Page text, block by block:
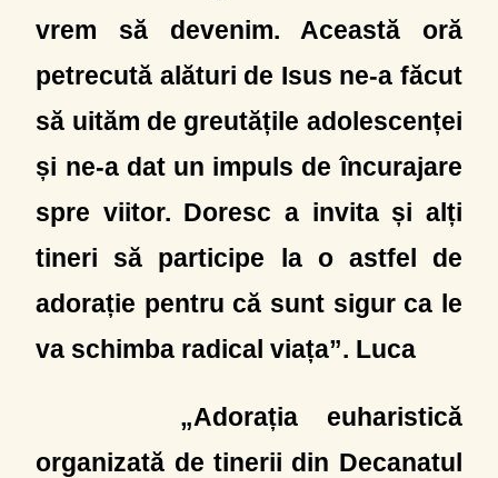
vrem să devenim. Această oră
petrecută alături de Isus ne-a făcut
să uităm de greutățile adolescenței
și ne-a dat un impuls de încurajare
spre viitor. Doresc a invita și alți
tineri să participe la o astfel de
adorație pentru că sunt sigur ca le
va schimba radical viața”. Luca
„Adorația euharistică
organizată de tinerii din Decanatul